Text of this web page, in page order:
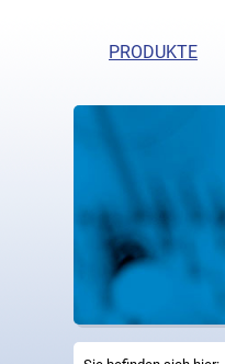
PRODUKTE